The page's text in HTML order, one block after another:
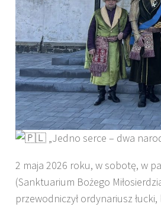
„Jedno serce – dwa
2 maja 2026 roku, w sobotę, w
(Sanktuarium Bożego
przewodniczył ordynariusz